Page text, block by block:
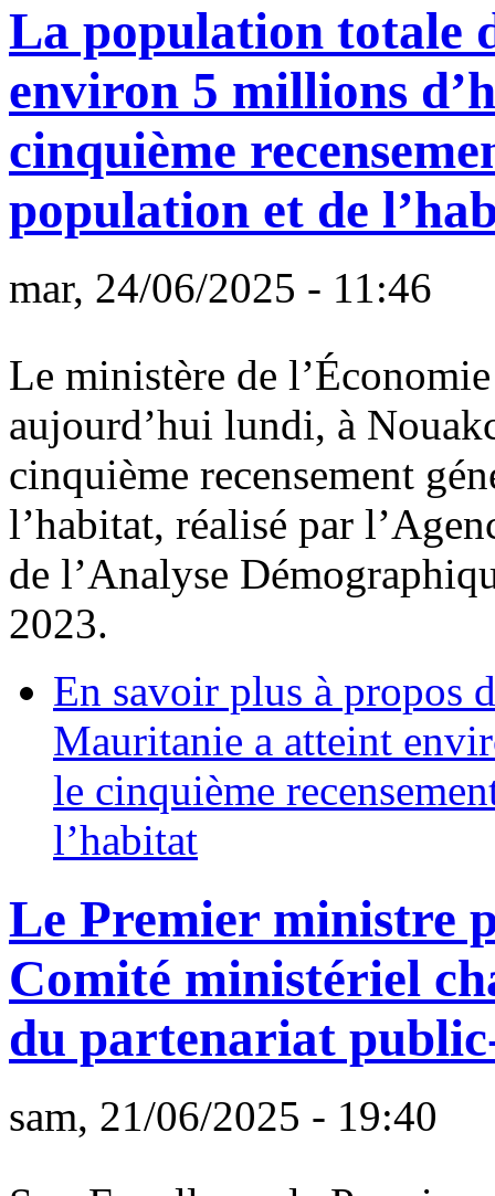
La population totale
environ 5 millions
cinquième
population et de
mar, 24/06/2025 - 11:46
Le ministère de
aujourd’hui lundi, à
cinquième recensement
l’habitat, réalisé par
de l’Analyse
2023.
En savoir plus à propos
Mauritanie a atteint
le cinquième
l’habitat
Le Premier ministre
Comité ministériel
du partenariat
sam, 21/06/2025 - 19:40